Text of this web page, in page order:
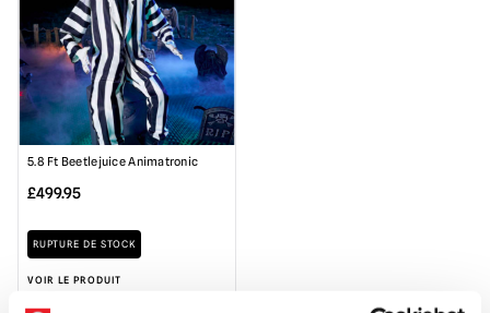
5.8 Ft Beetlejuice Animatronic
£499.95
RUPTURE DE STOCK
VOIR LE PRODUIT